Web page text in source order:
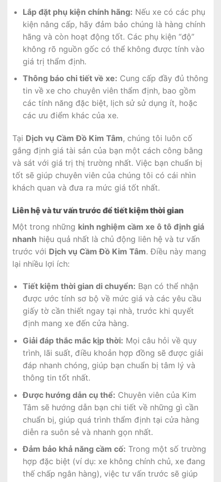
Lắp đặt phụ kiện chính hãng: Nếu xe có các phụ
kiện nâng cấp, hãy đảm bảo chúng là hàng chính
hãng và còn hoạt động tốt. Các phụ kiện “độ”
không rõ nguồn gốc có thể không được tính vào
giá trị thẩm định.
Thông báo chi tiết về xe: Cung cấp đầy đủ thông
tin về xe cho chuyên viên thẩm định, bao gồm
các tính năng đặc biệt, lịch sử sử dụng ít, hoặc
các ưu điểm khác của xe.
Tại Dịch vụ Cầm Đồ Kim Tâm, chúng tôi luôn cố
gắng định giá tài sản của bạn một cách công bằng
và sát với giá trị thị trường nhất. Việc bạn chuẩn bị
tốt sẽ giúp chuyên viên của chúng tôi có cái nhìn
khách quan và đưa ra mức giá tốt nhất.
Liên hệ và tư vấn trước để tiết kiệm thời gian
Một trong những kinh nghiệm cầm xe ô tô định giá
nhanh hiệu quả nhất là chủ động liên hệ và tư vấn
trước với Dịch vụ Cầm Đồ Kim Tâm. Điều này mang
lại nhiều lợi ích:
Tiết kiệm thời gian di chuyển: Bạn có thể nhận
được ước tính sơ bộ về mức giá và các yêu cầu
giấy tờ cần thiết ngay tại nhà, trước khi quyết
định mang xe đến cửa hàng.
Giải đáp thắc mắc kịp thời: Mọi câu hỏi về quy
trình, lãi suất, điều khoản hợp đồng sẽ được giải
đáp nhanh chóng, giúp bạn chuẩn bị tâm lý và
thông tin tốt nhất.
Được hướng dẫn cụ thể: Chuyên viên của Kim
Tâm sẽ hướng dẫn bạn chi tiết về những gì cần
chuẩn bị, giúp quá trình thẩm định tại cửa hàng
diễn ra suôn sẻ và nhanh gọn nhất.
Đảm bảo khả năng cầm cố: Trong một số trường
hợp đặc biệt (ví dụ: xe không chính chủ, xe đang
thế chấp ngân hàng), việc tư vấn trước sẽ giúp